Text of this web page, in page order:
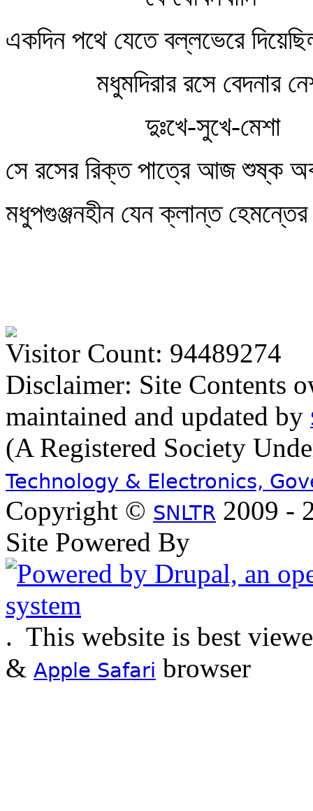
একদিন পথে যেতে বল্লভেরে
মধুমদিরার রসে বেদনার
দুঃখে-সুখে-মেশা
সে রসের রিক্ত পাত্রে আজ শুষ্ক
মধুপগুঞ্জনহীন যেন ক্লান্ত
Visitor Count: 94489274
Disclaimer: Site Contents
maintained and updated by
(A Registered Society
Technology & Electronics,
Copyright © SNLTR 2009 -
Site Powered By
. This website is best
& Apple Safari browser